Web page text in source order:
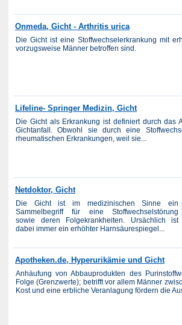
Onmeda, Gicht - Arthritis urica
Die Gicht ist eine Stoffwechselerkrankung mit
vorzugsweise Männer betroffen sind.
Lifeline- Springer Medizin, Gicht
Die Gicht als Erkrankung ist definiert durch das
Gichtanfall. Obwohl sie durch eine
rheumatischen Erkrankungen, weil sie...
Netdoktor, Gicht
Die Gicht ist im medizinischen Sinne ein
Sammelbegriff für eine Stoffwechselstörung
sowie deren Folgekrankheiten. Ursächlich ist
dabei immer ein erhöhter Harnsäurespiegel...
Apotheken.de, Hyperurikämie und Gicht
Anhäufung von Abbauprodukten des
Folge (Grenzwerte); betrifft vor allem Männer
Kost und eine erbliche Veranlagung fördern die